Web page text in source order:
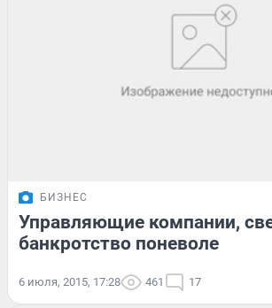
БИЗНЕС
Управляющие компании,
банкротство поневоле
6 июля, 2015, 17:28 461 17